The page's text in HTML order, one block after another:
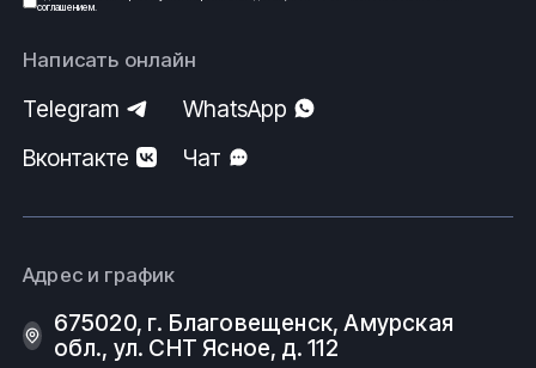
соглашением.
Написать онлайн
Telegram
WhatsApp
Вконтакте
Чат
Адрес и график
675020, г. Благовещенск, Амурская
обл., ул. СНТ Ясное, д. 112